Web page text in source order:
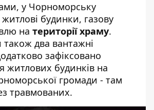
у Чорноморську
будинки, газову
на території храму.
два вантажні
зафіксовано
житлових будинків на
громади - там
травмованих.